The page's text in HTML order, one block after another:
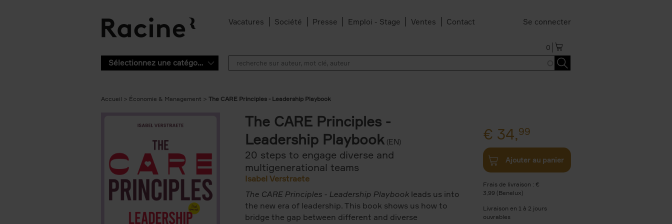
Vacatures Société Presse Emploi - Stage Ventes Contact Se connecter
0
Sélectionnez une catégorie
Accueil Économie & Management The CARE Principles - Leadership Playbook
The CARE Principles -
Leadership Playbook (EN)
20 steps to engage diverse and
multigenerational teams
Isabel Verstraete
The CARE Principles - Leadership Playbook leads us into
the new era of leadership. This book shows us how to
bridge the gap between different and diverse
€ 34,99
Ajouter au panier
Frais de livraison : €
3,99 (Benelux)
Livraison en 1 à 2 jours
ouvrables